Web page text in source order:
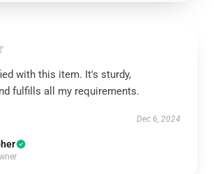
with this item. It's sturdy,
fulfills all my requirements.
Dec 6, 2024